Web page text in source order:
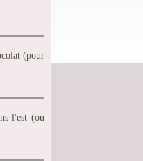
(pour
l'est (ou